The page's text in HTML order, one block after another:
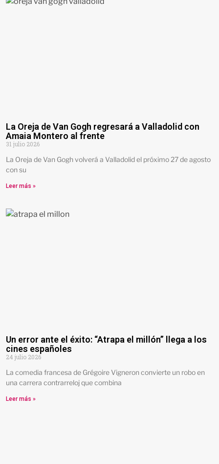
La Oreja de Van Gogh regresará a Valladolid con
Amaia Montero al frente
31 julio 2026
La Oreja de Van Gogh volverá a Valladolid el próximo 27 de agosto
con su
Leer más »
Un error ante el éxito: “Atrapa el millón” llega a los
cines españoles
24 julio 2026
La comedia francesa de Grégoire Vigneron convierte un robo en
una carrera contrarreloj que combina
Leer más »